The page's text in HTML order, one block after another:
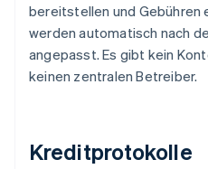
bereitstellen und Gebühren
werden automatisch nach
angepasst. Es gibt kein
keinen zentralen Betreiber.
Kreditprotokolle